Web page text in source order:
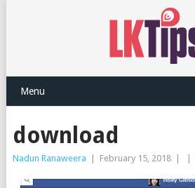
Menu
download
Nadun Ranaweera February 15, 2018